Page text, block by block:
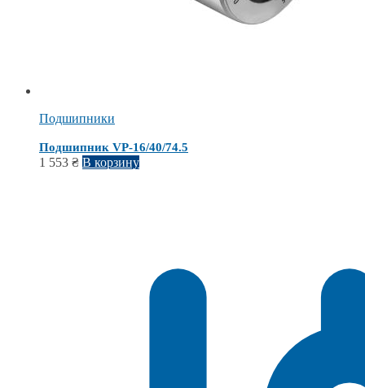
Подшипники
Подшипник VP-16/40/74.5
1 553 ₴ В корзину